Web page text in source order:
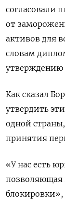
согласовали
от
активов для
словам
утверждению
Как сказал
утвердить
одной
принятия
«У нас есть
позволяющая
блокировки»,